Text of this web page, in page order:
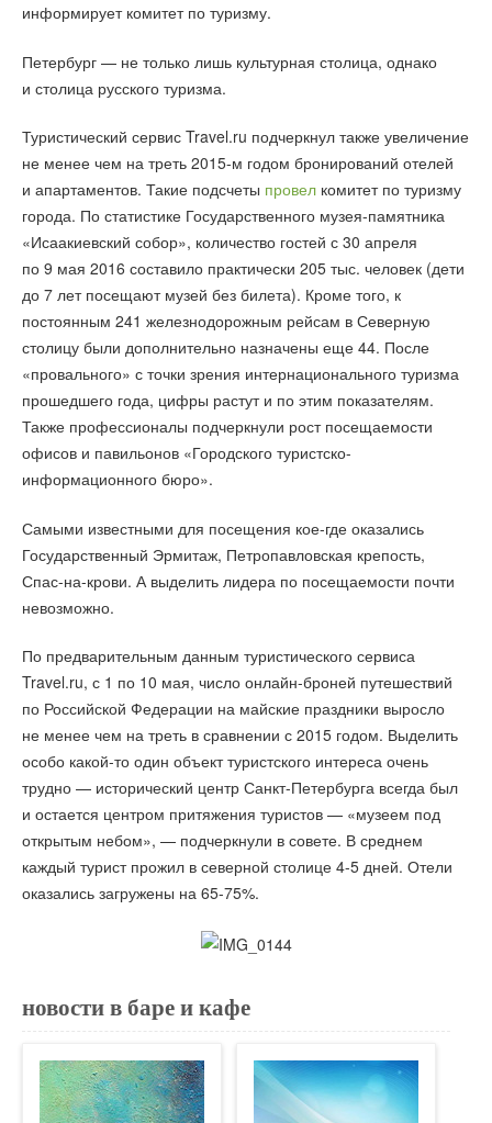
информирует комитет по туризму.
Петербург — не только лишь культурная столица, однако
и столица русского туризма.
Туристический сервис Travel.ru подчеркнул также увеличение
не менее чем на треть 2015-м годом бронирований отелей
и апартаментов. Такие подсчеты провел комитет по туризму
города. По статистике Государственного музея-памятника
«Исаакиевский собор», количество гостей с 30 апреля
по 9 мая 2016 составило практически 205 тыс. человек (дети
до 7 лет посещают музей без билета). Кроме того, к
постоянным 241 железнодорожным рейсам в Северную
столицу были дополнительно назначены еще 44. После
«провального» с точки зрения интернационального туризма
прошедшего года, цифры растут и по этим показателям.
Также профессионалы подчеркнули рост посещаемости
офисов и павильонов «Городского туристско-
информационного бюро».
Самыми известными для посещения кое-где оказались
Государственный Эрмитаж, Петропавловская крепость,
Спас-на-крови. А выделить лидера по посещаемости почти
невозможно.
По предварительным данным туристического сервиса
Travel.ru, с 1 по 10 мая, число онлайн-броней путешествий
по Российской Федерации на майские праздники выросло
не менее чем на треть в сравнении с 2015 годом. Выделить
особо какой-то один объект туристского интереса очень
трудно — исторический центр Санкт-Петербурга всегда был
и остается центром притяжения туристов — «музеем под
открытым небом», — подчеркнули в совете. В среднем
каждый турист прожил в северной столице 4-5 дней. Отели
оказались загружены на 65-75%.
новости в баре и кафе